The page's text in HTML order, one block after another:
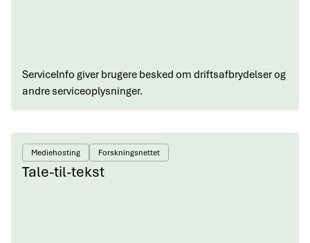
ServiceInfo giver brugere besked om driftsafbrydelser og
andre serviceoplysninger.
Mediehosting Forskningsnettet
Tale-til-tekst